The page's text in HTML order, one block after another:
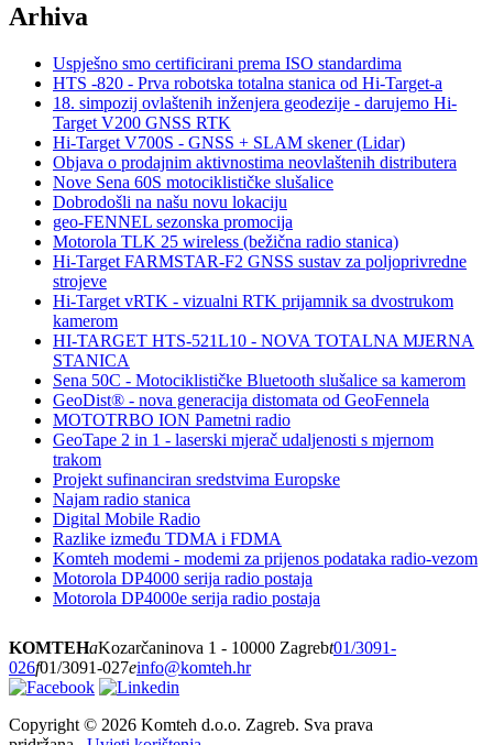
Arhiva
Uspješno smo certificirani prema ISO standardima
HTS -820 - Prva robotska totalna stanica od Hi-Target-a
18. simpozij ovlaštenih inženjera geodezije - darujemo Hi-
Target V200 GNSS RTK
Hi-Target V700S - GNSS + SLAM skener (Lidar)
Objava o prodajnim aktivnostima neovlaštenih distributera
Nove Sena 60S motociklističke slušalice
Dobrodošli na našu novu lokaciju
geo-FENNEL sezonska promocija
Motorola TLK 25 wireless (bežična radio stanica)
Hi-Target FARMSTAR-F2 GNSS sustav za poljoprivredne
strojeve
Hi-Target vRTK - vizualni RTK prijamnik sa dvostrukom
kamerom
HI-TARGET HTS-521L10 - NOVA TOTALNA MJERNA
STANICA
Sena 50C - Motociklističke Bluetooth slušalice sa kamerom
GeoDist® - nova generacija distomata od GeoFennela
MOTOTRBO ION Pametni radio
GeoTape 2 in 1 - laserski mjerač udaljenosti s mjernom
trakom
Projekt sufinanciran sredstvima Europske
Najam radio stanica
Digital Mobile Radio
Razlike između TDMA i FDMA
Komteh modemi - modemi za prijenos podataka radio-vezom
Motorola DP4000 serija radio postaja
Motorola DP4000e serija radio postaja
KOMTEHaKozarčaninova 1 - 10000 Zagrebt01/3091-
026f01/3091-027einfo@komteh.hr
Copyright © 2026 Komteh d.o.o. Zagreb. Sva prava